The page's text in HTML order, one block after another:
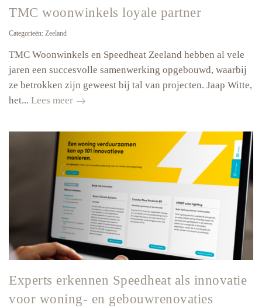
TMC woonwinkels loyale partner
Categorieën: Zeeland
TMC Woonwinkels en Speedheat Zeeland hebben al vele
jaren een succesvolle samenwerking opgebouwd, waarbij
ze betrokken zijn geweest bij tal van projecten. Jaap Witte,
het... Lees meerTMC
loyale
partner
Experts erkennen Speedheat als innovatie
voor woning- en gebouwrenovaties